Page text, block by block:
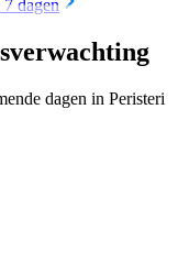
dagen
dagen in Peristeri